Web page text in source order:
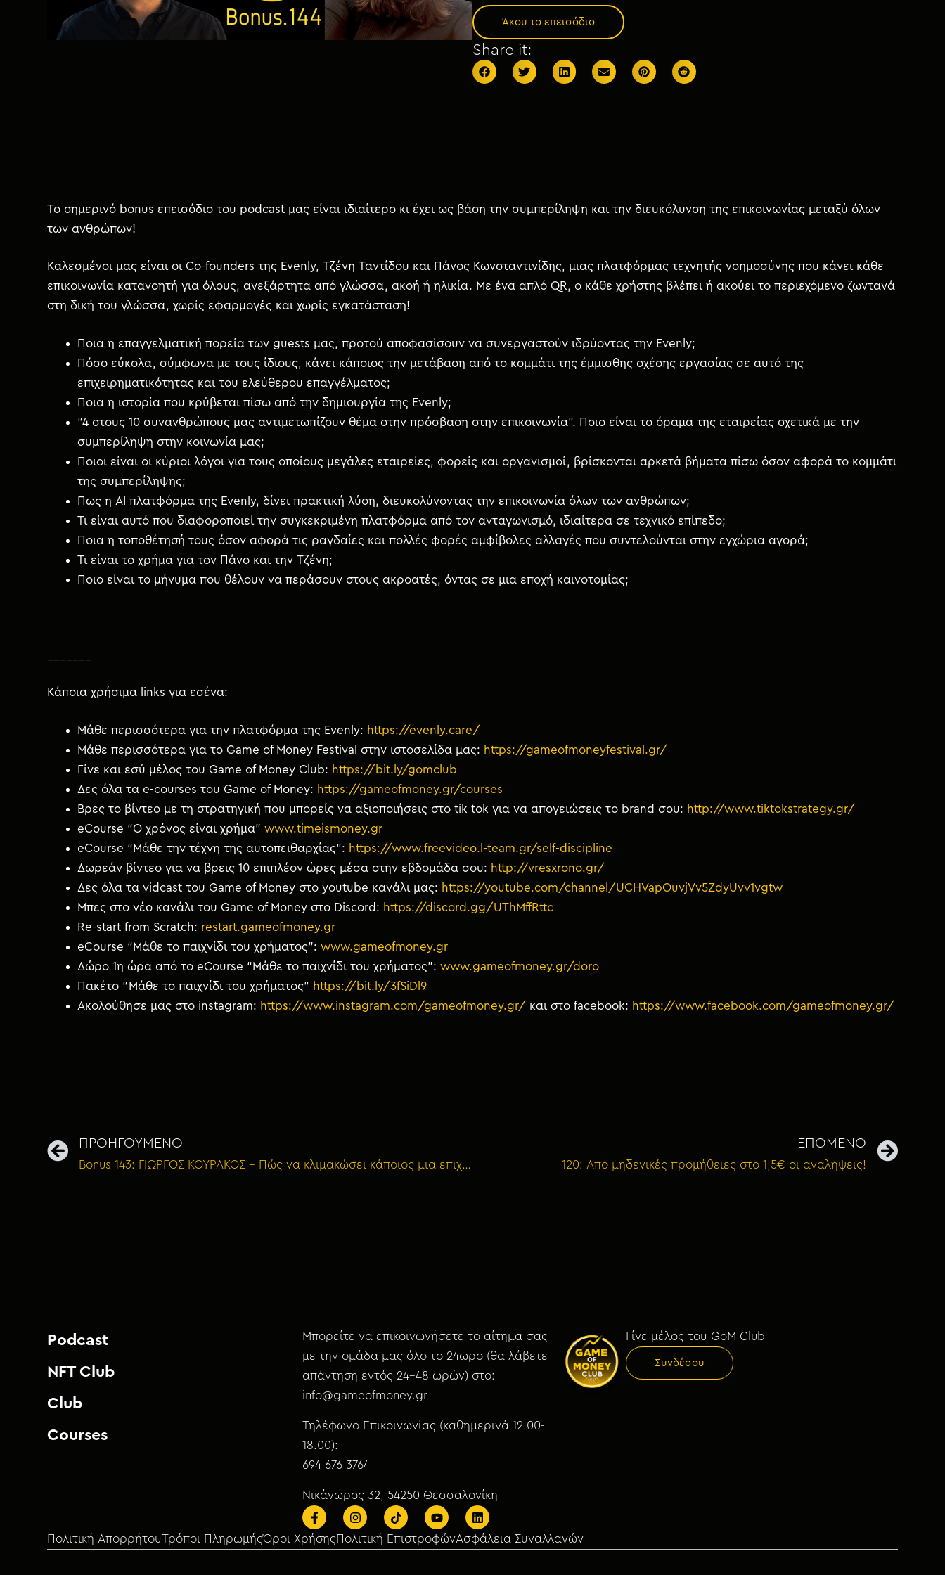
Άκου το επεισόδιο
Share it:
Το σημερινό bonus επεισόδιο του podcast μας είναι ιδιαίτερο κι έχει ως βάση την συμπερίληψη και την διευκόλυνση της επικοινωνίας μεταξύ όλων
των ανθρώπων!
Καλεσμένοι μας είναι οι Co-founders της Evenly, Τζένη Ταντίδου και Πάνος Κωνσταντινίδης, μιας πλατφόρμας τεχνητής νοημοσύνης που κάνει κάθε
επικοινωνία κατανοητή για όλους, ανεξάρτητα από γλώσσα, ακοή ή ηλικία. Με ένα απλό QR, ο κάθε χρήστης βλέπει ή ακούει το περιεχόμενο ζωντανά
στη δική του γλώσσα, χωρίς εφαρμογές και χωρίς εγκατάσταση!
Ποια η επαγγελματική πορεία των guests μας, προτού αποφασίσουν να συνεργαστούν ιδρύοντας την Evenly;
Πόσο εύκολα, σύμφωνα με τους ίδιους, κάνει κάποιος την μετάβαση από το κομμάτι της έμμισθης σχέσης εργασίας σε αυτό της
επιχειρηματικότητας και του ελεύθερου επαγγέλματος;
Ποια η ιστορία που κρύβεται πίσω από την δημιουργία της Evenly;
“4 στους 10 συνανθρώπους μας αντιμετωπίζουν θέμα στην πρόσβαση στην επικοινωνία”. Ποιο είναι το όραμα της εταιρείας σχετικά με την
συμπερίληψη στην κοινωνία μας;
Ποιοι είναι οι κύριοι λόγοι για τους οποίους μεγάλες εταιρείες, φορείς και οργανισμοί, βρίσκονται αρκετά βήματα πίσω όσον αφορά το κομμάτι
της συμπερίληψης;
Πως η AI πλατφόρμα της Evenly, δίνει πρακτική λύση, διευκολύνοντας την επικοινωνία όλων των ανθρώπων;
Τι είναι αυτό που διαφοροποιεί την συγκεκριμένη πλατφόρμα από τον ανταγωνισμό, ιδιαίτερα σε τεχνικό επίπεδο;
Ποια η τοποθέτησή τους όσον αφορά τις ραγδαίες και πολλές φορές αμφίβολες αλλαγές που συντελούνται στην εγχώρια αγορά;
Τι είναι το χρήμα για τον Πάνο και την Τζένη;
Ποιο είναι το μήνυμα που θέλουν να περάσουν στους ακροατές, όντας σε μια εποχή καινοτομίας;
Κάποια χρήσιμα links για εσένα:
Μάθε περισσότερα για την πλατφόρμα της Evenly: https://evenly.care/
Μάθε περισσότερα για το Game of Money Festival στην ιστοσελίδα μας: https://gameofmoneyfestival.gr/
Γίνε και εσύ μέλος του Game of Money Club: https://bit.ly/gomclub
Δες όλα τα e-courses του Game of Money: https://gameofmoney.gr/courses
Βρες το βίντεο με τη στρατηγική που μπορείς να αξιοποιήσεις στο tik tok για να απογειώσεις το brand σου: http://www.tiktokstrategy.gr/
eCourse “Ο χρόνος είναι χρήμα” www.timeismoney.gr
eCourse “Μάθε την τέχνη της αυτοπειθαρχίας”: https://www.freevideo.l-team.gr/self-discipline
Δωρεάν βίντεο για να βρεις 10 επιπλέον ώρες μέσα στην εβδομάδα σου: http://vresxrono.gr/
Δες όλα τα vidcast του Game of Money στο youtube κανάλι μας: https://youtube.com/channel/UCHVapOuvjVv5ZdyUvv1vgtw
Μπες στο νέο κανάλι του Game of Money στο Discord: https://discord.gg/UThMffRttc
Re-start from Scratch: restart.gameofmoney.gr
eCourse “Μάθε το παιχνίδι του χρήματος”: www.gameofmoney.gr
Δώρο 1η ώρα από το eCourse “Μάθε το παιχνίδι του χρήματος”: www.gameofmoney.gr/doro
Πακέτο “Μάθε το παιχνίδι του χρήματος” https://bit.ly/3fSiDl9
Ακολούθησε μας στο instagram: https://www.instagram.com/gameofmoney.gr/ και στο facebook: https://www.facebook.com/gameofmoney.gr/
ΠΡΟΗΓΟΥΜΕΝΟ
Bonus 143: ΓΙΩΡΓΟΣ ΚΟΥΡΑΚΟΣ – Πώς να κλιμακώσει κάποιος μια επιχείρηση από το μηδέν
ΕΠΟΜΕΝΟ
120: Από μηδενικές προμήθειες στο 1,5€ οι αναλήψεις!
Podcast
NFT Club
Club
Courses
Μπορείτε να επικοινωνήσετε το αίτημα σας
με την ομάδα μας όλο το 24ωρο (θα λάβετε
απάντηση εντός 24-48 ωρών) στο:
info@gameofmoney.gr
Τηλέφωνο Επικοινωνίας (καθημερινά 12.00-
18.00):
694 676 3764
Νικάνωρος 32, 54250 Θεσσαλονίκη
Γίνε μέλος του GoM Club
Συνδέσου
Πολιτική ΑπορρήτουΤρόποι ΠληρωμήςΌροι ΧρήσηςΠολιτική ΕπιστροφώνΑσφάλεια Συναλλαγών